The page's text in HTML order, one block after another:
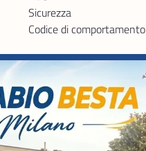
Sicurezza
Codice di comportamento